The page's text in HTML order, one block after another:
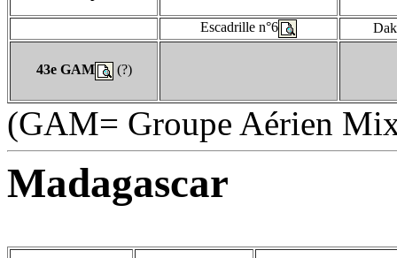
Escadrille n°6
43e GAM (?)
(GAM= Groupe Aérien
Madagascar